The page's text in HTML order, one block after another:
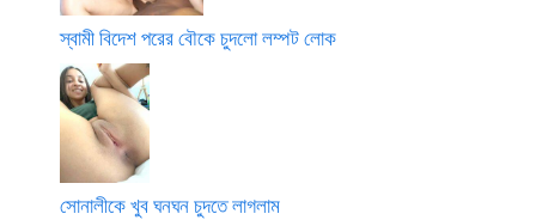
স্বামী বিদেশ পরের বৌকে চুদলো লম্পট লোক
সোনালীকে খুব ঘনঘন চুদতে লাগলাম